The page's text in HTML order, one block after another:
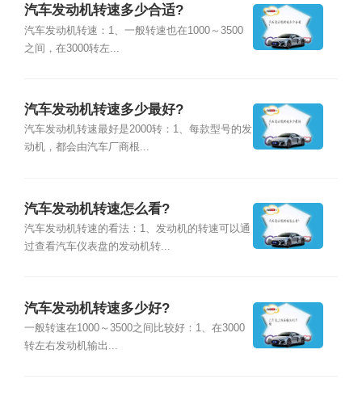
汽车发动机转速多少合适?
汽车发动机转速：1、一般转速也在1000～3500
之间，在3000转左...
汽车发动机转速多少最好?
汽车发动机转速最好是2000转：1、每款型号的发
动机，都会由汽车厂商根...
汽车发动机转速怎么看?
汽车发动机转速的看法：1、发动机的转速可以通
过查看汽车仪表盘的发动机转...
汽车发动机转速多少好?
一般转速在1000～3500之间比较好：1、在3000
转左右发动机输出...